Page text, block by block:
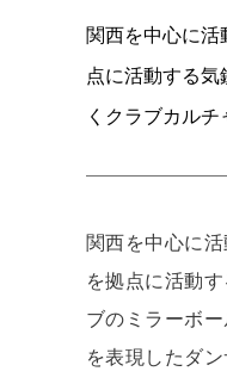
関西を中心に
点に活動する
くクラブカル
関西を中心に
を拠点に活動
ブのミラーボ
を表現したダ